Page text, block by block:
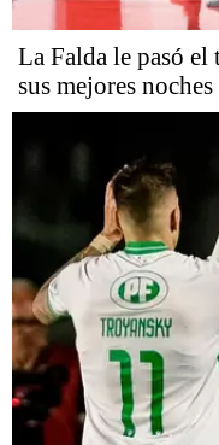
La Falda le pasó el
sus mejores